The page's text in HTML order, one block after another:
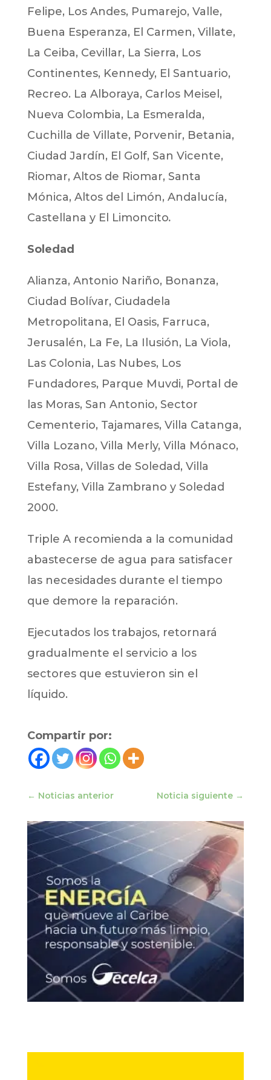
Felipe, Los Andes, Pumarejo, Valle,
Buena Esperanza, El Carmen, Villate,
La Ceiba, Cevillar, La Sierra, Los
Continentes, Kennedy, El Santuario,
Recreo. La Alboraya, Carlos Meisel,
Nueva Colombia, La Esmeralda,
Cuchilla de Villate, Porvenir, Betania,
Ciudad Jardín, El Golf, San Vicente,
Riomar, Altos de Riomar, Santa
Mónica, Altos del Limón, Andalucía,
Castellana y El Limoncito.
Soledad
Alianza, Antonio Nariño, Bonanza,
Ciudad Bolívar, Ciudadela
Metropolitana, El Oasis, Farruca,
Jerusalén, La Fe, La Ilusión, La Viola,
Las Colonia, Las Nubes, Los
Fundadores, Parque Muvdi, Portal de
las Moras, San Antonio, Sector
Cementerio, Tajamares, Villa Catanga,
Villa Lozano, Villa Merly, Villa Mónaco,
Villa Rosa, Villas de Soledad, Villa
Estefany, Villa Zambrano y Soledad
2000.
Triple A recomienda a la comunidad
abastecerse de agua para satisfacer
las necesidades durante el tiempo
que demore la reparación.
Ejecutados los trabajos, retornará
gradualmente el servicio a los
sectores que estuvieron sin el
líquido.
Compartir por:
← Noticias anterior Noticia siguiente →